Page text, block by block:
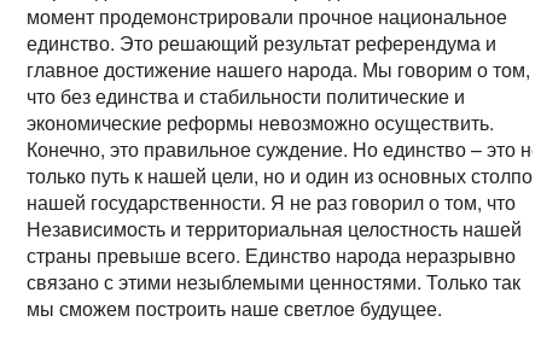
момент продемонстрировали прочное национальное
единство. Это решающий результат референдума и
главное достижение нашего народа. Мы говорим о том,
что без единства и стабильности политические и
экономические реформы невозможно осуществить.
Конечно, это правильное суждение. Но единство – это
только путь к нашей цели, но и один из основных
нашей государственности. Я не раз говорил о том, что
Независимость и территориальная целостность нашей
страны превыше всего. Единство народа неразрывно
связано с этими незыблемыми ценностями. Только так
мы сможем построить наше светлое будущее.